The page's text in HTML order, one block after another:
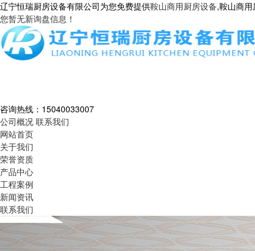
辽宁恒瑞厨房设备有限公司为您免费提供鞍山商用厨房设备,鞍山商
您暂无新询盘信息！
咨询热线： 15040033007
公司概况 联系我们
网站首页
关于我们
荣誉资质
产品中心
工程案例
新闻资讯
联系我们